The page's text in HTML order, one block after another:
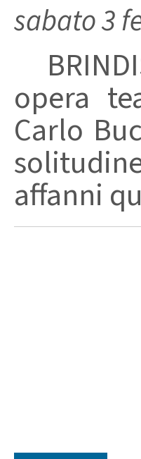
sabato 3
opera
Carlo
affanni